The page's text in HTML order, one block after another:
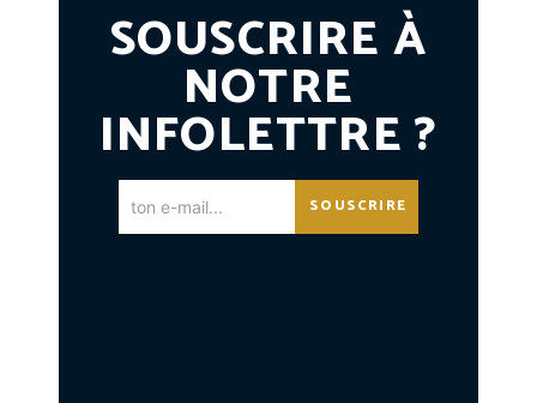
SOUSCRIRE À
NOTRE
INFOLETTRE ?
SOUSCRIRE